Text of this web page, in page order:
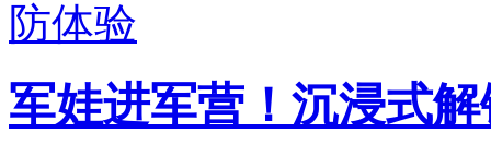
军娃进军营！沉浸式